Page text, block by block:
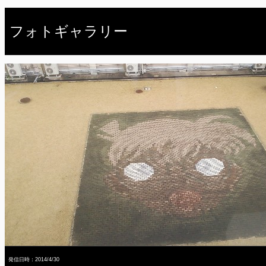
フォトギャラリー
発信日時：2014/4/30